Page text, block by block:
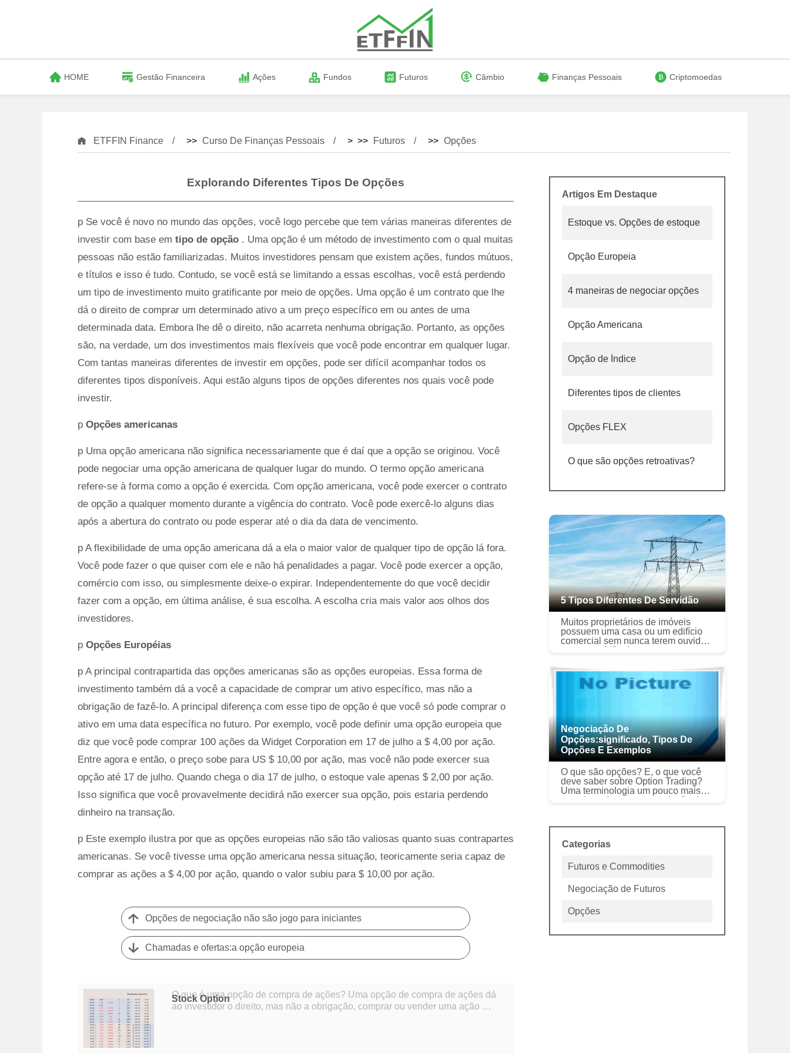
HOME Gestão Financeira Ações Fundos Futuros Câmbio Finanças Pessoais Criptomoedas
ETFFIN Finance >> Curso De Finanças Pessoais > >> Futuros >> Opções
Explorando Diferentes Tipos De Opções
p Se você é novo no mundo das opções, você logo percebe que tem várias maneiras diferentes de
investir com base em tipo de opção . Uma opção é um método de investimento com o qual muitas
pessoas não estão familiarizadas. Muitos investidores pensam que existem ações, fundos mútuos,
e títulos e isso é tudo. Contudo, se você está se limitando a essas escolhas, você está perdendo
um tipo de investimento muito gratificante por meio de opções. Uma opção é um contrato que lhe
dá o direito de comprar um determinado ativo a um preço específico em ou antes de uma
determinada data. Embora lhe dê o direito, não acarreta nenhuma obrigação. Portanto, as opções
são, na verdade, um dos investimentos mais flexíveis que você pode encontrar em qualquer lugar.
Com tantas maneiras diferentes de investir em opções, pode ser difícil acompanhar todos os
diferentes tipos disponíveis. Aqui estão alguns tipos de opções diferentes nos quais você pode
investir.
p Opções americanas
p Uma opção americana não significa necessariamente que é daí que a opção se originou. Você
pode negociar uma opção americana de qualquer lugar do mundo. O termo opção americana
refere-se à forma como a opção é exercida. Com opção americana, você pode exercer o contrato
de opção a qualquer momento durante a vigência do contrato. Você pode exercê-lo alguns dias
após a abertura do contrato ou pode esperar até o dia da data de vencimento.
p A flexibilidade de uma opção americana dá a ela o maior valor de qualquer tipo de opção lá fora.
Você pode fazer o que quiser com ele e não há penalidades a pagar. Você pode exercer a opção,
comércio com isso, ou simplesmente deixe-o expirar. Independentemente do que você decidir
fazer com a opção, em última análise, é sua escolha. A escolha cria mais valor aos olhos dos
investidores.
p Opções Européias
p A principal contrapartida das opções americanas são as opções europeias. Essa forma de
investimento também dá a você a capacidade de comprar um ativo específico, mas não a
obrigação de fazê-lo. A principal diferença com esse tipo de opção é que você só pode comprar o
ativo em uma data específica no futuro. Por exemplo, você pode definir uma opção europeia que
diz que você pode comprar 100 ações da Widget Corporation em 17 de julho a $ 4,00 por ação.
Entre agora e então, o preço sobe para US $ 10,00 por ação, mas você não pode exercer sua
opção até 17 de julho. Quando chega o dia 17 de julho, o estoque vale apenas $ 2,00 por ação.
Isso significa que você provavelmente decidirá não exercer sua opção, pois estaria perdendo
dinheiro na transação.
p Este exemplo ilustra por que as opções europeias não são tão valiosas quanto suas contrapartes
americanas. Se você tivesse uma opção americana nessa situação, teoricamente seria capaz de
comprar as ações a $ 4,00 por ação, quando o valor subiu para $ 10,00 por ação.
Opções de negociação não são jogo para iniciantes
Chamadas e ofertas:a opção europeia
Stock Option
O que é uma opção de compra de ações? Uma opção de compra de ações dá
ao investidor o direito, mas não a obrigação, comprar ou vender uma ação a
Artigos Em Destaque
Estoque vs. Opções de estoque
Opção Europeia
4 maneiras de negociar opções
Opção Americana
Opção de Índice
Diferentes tipos de clientes
Opções FLEX
O que são opções retroativas?
5 Tipos Diferentes De Servidão
Muitos proprietários de imóveis
possuem uma casa ou um edifício
comercial sem nunca terem ouvido o
termo servidão. Isso porque a
preocupa com o cano de esgoto
subterrâneo qu...
Negociação De
Opções:significado, Tipos De
Opções E Exemplos
O que são opções? E, o que você
deve saber sobre Option Trading?
Uma terminologia um pouco mais
complexa do que a negociação de
totalmen...
Categorias
Futuros e Commodities
Negociação de Futuros
Opções